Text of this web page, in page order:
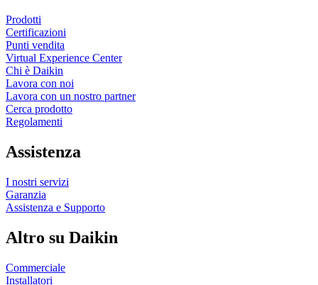
Prodotti
Certificazioni
Punti vendita
Virtual Experience Center
Chi è Daikin
Lavora con noi
Lavora con un nostro partner
Cerca prodotto
Regolamenti
Assistenza
I nostri servizi
Garanzia
Assistenza e Supporto
Altro su Daikin
Commerciale
Installatori